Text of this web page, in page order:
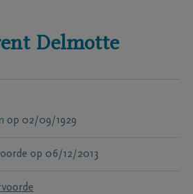
Delmotte
op 02/09/1929
op 06/12/2013